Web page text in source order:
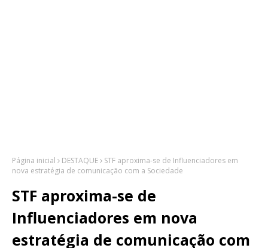
Página inicial DESTAQUE
STF aproxima-se de Influenciadores em
nova estratégia de comunicação com a Sociedade
STF aproxima-se de
Influenciadores em nova
estratégia de comunicação com